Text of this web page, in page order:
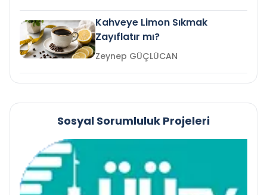
Kahveye Limon Sıkmak
Zayıflatır mı?
Zeynep GÜÇLÜCAN
Sosyal Sorumluluk Projeleri